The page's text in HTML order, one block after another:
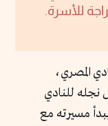
للأسرة.
المصري،
للنادي
مسيرته مع